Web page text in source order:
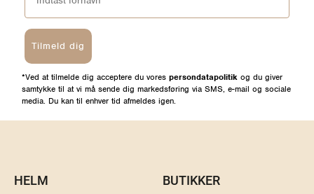
Tilmeld dig
*Ved at tilmelde dig acceptere du vores persondatapolitik og du giver
samtykke til at vi må sende dig markedsføring via SMS, e-mail og sociale
media. Du kan til enhver tid afmeldes igen.
HELM BUTIKKER